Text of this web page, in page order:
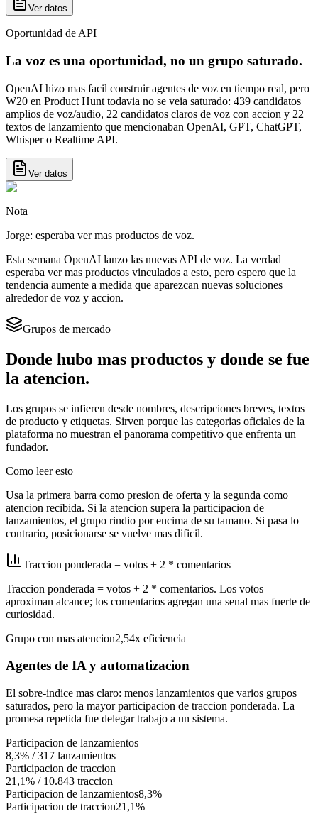
Ver datos
Oportunidad de API
La voz es una oportunidad, no un grupo saturado.
OpenAI hizo mas facil construir agentes de voz en tiempo real, pero
W20 en Product Hunt todavia no se veia saturado: 439 candidatos
amplios de voz/audio, 22 candidatos claros de voz con accion y 22
textos de lanzamiento que mencionaban OpenAI, GPT, ChatGPT,
Whisper o Realtime API.
Ver datos
Nota
Jorge: esperaba ver mas productos de voz.
Esta semana OpenAI lanzo las nuevas API de voz. La verdad
esperaba ver mas productos vinculados a esto, pero espero que la
tendencia aumente a medida que aparezcan nuevas soluciones
alrededor de voz y accion.
Grupos de mercado
Donde hubo mas productos y donde se fue
la atencion.
Los grupos se infieren desde nombres, descripciones breves, textos
de producto y etiquetas. Sirven porque las categorias oficiales de la
plataforma no muestran el panorama competitivo que enfrenta un
fundador.
Como leer esto
Usa la primera barra como presion de oferta y la segunda como
atencion recibida. Si la atencion supera la participacion de
lanzamientos, el grupo rindio por encima de su tamano. Si pasa lo
contrario, posicionarse se vuelve mas dificil.
Traccion ponderada = votos + 2 * comentarios
Traccion ponderada = votos + 2 * comentarios. Los votos
aproximan alcance; los comentarios agregan una senal mas fuerte de
curiosidad.
Grupo con mas atencion2,54x eficiencia
Agentes de IA y automatizacion
El sobre-indice mas claro: menos lanzamientos que varios grupos
saturados, pero la mayor participacion de traccion ponderada. La
promesa repetida fue delegar trabajo a un sistema.
Participacion de lanzamientos
8,3% / 317 lanzamientos
Participacion de traccion
21,1% / 10.843 traccion
Participacion de lanzamientos8,3%
Participacion de traccion21,1%